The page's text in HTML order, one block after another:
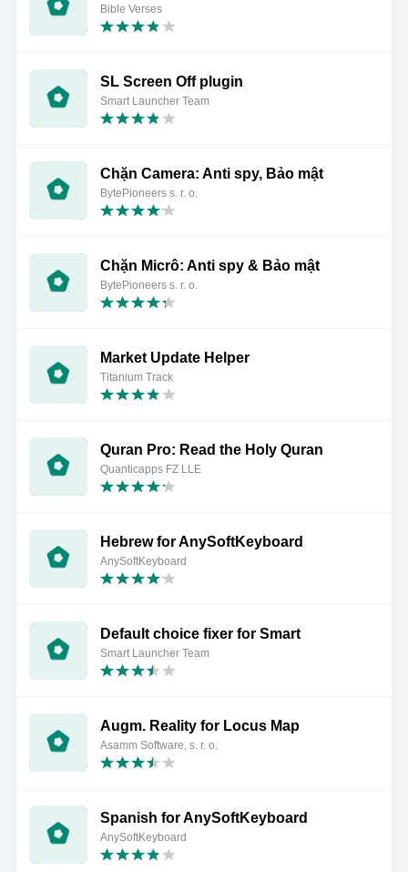
Bible Verses
SL Screen Off plugin
Smart Launcher Team
Chặn Camera: Anti spy, Bảo mật
BytePioneers s. r. o.
Chặn Micrô: Anti spy & Bảo mật
BytePioneers s. r. o.
Market Update Helper
Titanium Track
Quran Pro: Read the Holy Quran
Quanticapps FZ LLE
Hebrew for AnySoftKeyboard
AnySoftKeyboard
Default choice fixer for Smart
Smart Launcher Team
Augm. Reality for Locus Map
Asamm Software, s. r. o.
Spanish for AnySoftKeyboard
AnySoftKeyboard